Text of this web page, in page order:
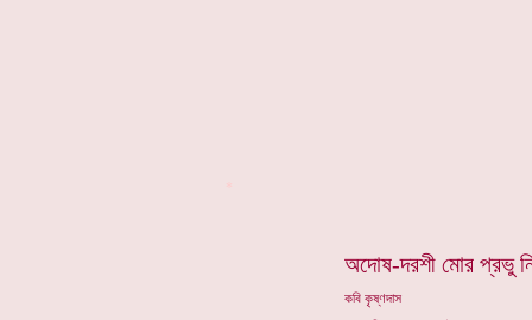
অদোষ-দরশী মোর প্রভু
কবি কৃষ্ণদাস